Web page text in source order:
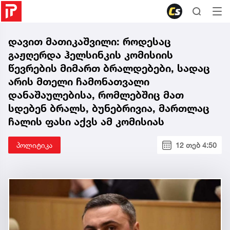
დავით მათიკაშვილი: როდესაც
გაჟღერდა ჰელსინკის კომისიის
წევრების მიმართ ბრალდებები, სადაც
არის მთელი ჩამონათვალი
დანაშაულებისა, რომლებშიც მათ
სდებენ ბრალს, ბუნებრივია, მართლაც
ჩალის ფასი აქვს ამ კომისიას
პოლიტიკა 12 თებ 4:50